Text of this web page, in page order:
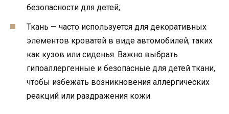
безопасности для детей;
Ткань — часто используется для декоративных
элементов кроватей в виде автомобилей, таких
как кузов или сиденья. Важно выбрать
гипоаллергенные и безопасные для детей ткани,
чтобы избежать возникновения аллергических
реакций или раздражения кожи.